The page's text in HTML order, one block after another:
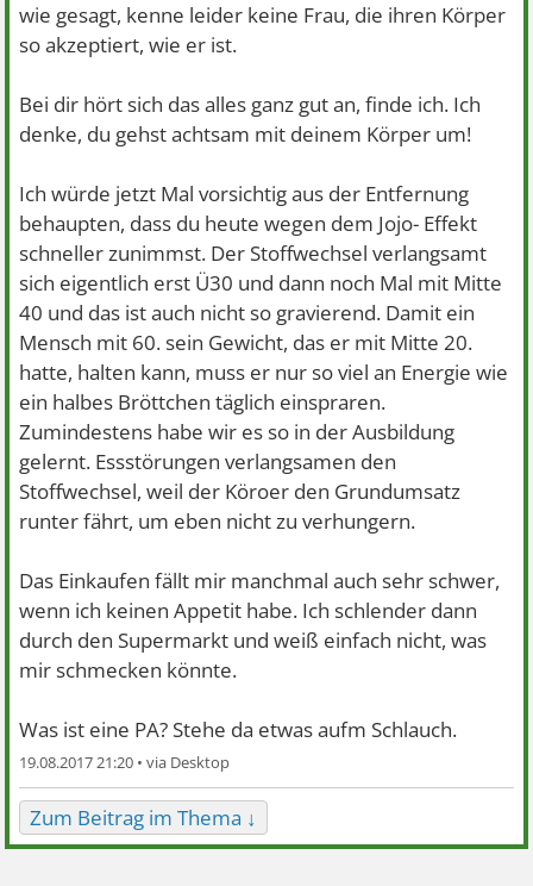
wie gesagt, kenne leider keine Frau, die ihren Körper
so akzeptiert, wie er ist.
Bei dir hört sich das alles ganz gut an, finde ich. Ich
denke, du gehst achtsam mit deinem Körper um!
Ich würde jetzt Mal vorsichtig aus der Entfernung
behaupten, dass du heute wegen dem Jojo- Effekt
schneller zunimmst. Der Stoffwechsel verlangsamt
sich eigentlich erst Ü30 und dann noch Mal mit Mitte
40 und das ist auch nicht so gravierend. Damit ein
Mensch mit 60. sein Gewicht, das er mit Mitte 20.
hatte, halten kann, muss er nur so viel an Energie wie
ein halbes Bröttchen täglich einspraren.
Zumindestens habe wir es so in der Ausbildung
gelernt. Essstörungen verlangsamen den
Stoffwechsel, weil der Köroer den Grundumsatz
runter fährt, um eben nicht zu verhungern.
Das Einkaufen fällt mir manchmal auch sehr schwer,
wenn ich keinen Appetit habe. Ich schlender dann
durch den Supermarkt und weiß einfach nicht, was
mir schmecken könnte.
Was ist eine PA? Stehe da etwas aufm Schlauch.
19.08.2017 21:20 •
Zum Beitrag im Thema ↓